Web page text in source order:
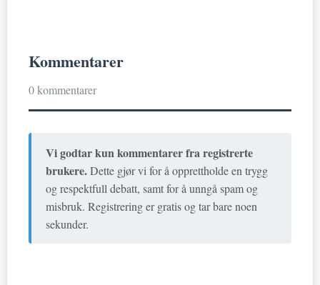
Kommentarer
0 kommentarer
Vi godtar kun kommentarer fra registrerte
brukere.Dette gjør vi for å opprettholde en trygg
og respektfull debatt, samt for å unngå spam og
misbruk. Registrering er gratis og tar bare noen
sekunder.